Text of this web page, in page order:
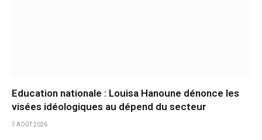
Education nationale : Louisa Hanoune dénonce les
visées idéologiques au dépend du secteur
7 AOÛT 2026